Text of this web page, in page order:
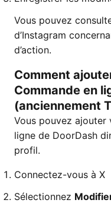
Vous pouvez
d’Instagram
d’action.
Comment
Commande en
(anciennement
Vous pouvez ajouter
ligne de DoorDash
profil.
Connectez-vous à X
Sélectionnez